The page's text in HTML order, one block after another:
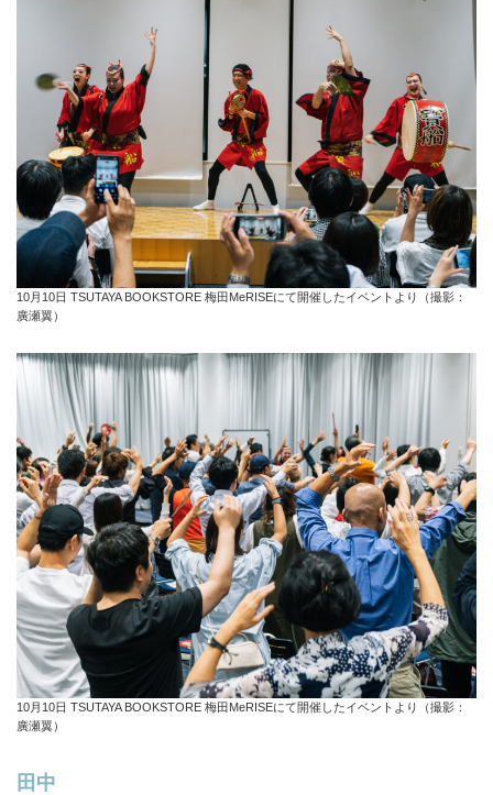
10月10日 TSUTAYA BOOKSTORE 梅田MeRISEにて開催したイベントより（撮影：
廣瀬翼）
10月10日 TSUTAYA BOOKSTORE 梅田MeRISEにて開催したイベントより（撮影：
廣瀬翼）
田中